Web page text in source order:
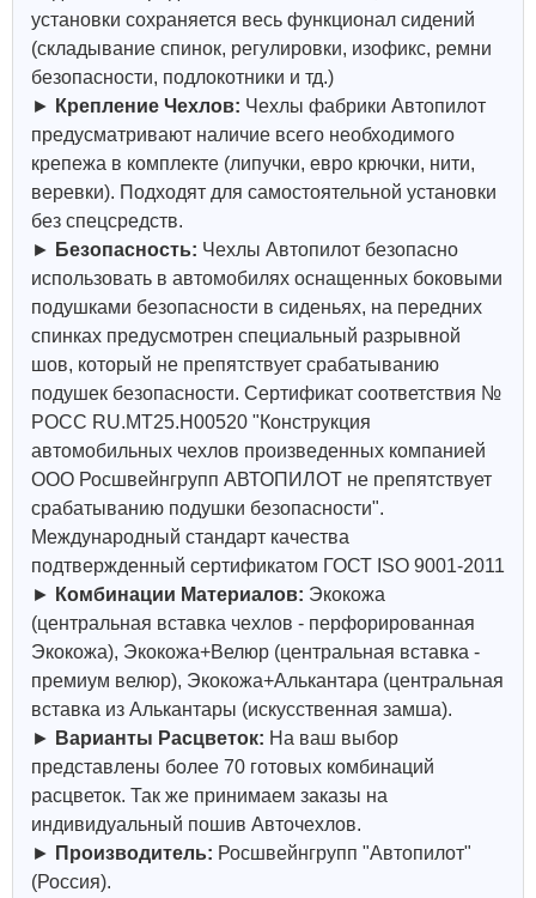
установки сохраняется весь функционал сидений
(складывание спинок, регулировки, изофикс, ремни
безопасности, подлокотники и тд.)
► Крепление Чехлов: Чехлы фабрики Автопилот
предусматривают наличие всего необходимого
крепежа в комплекте (липучки, евро крючки, нити,
веревки). Подходят для самостоятельной установки
без спецсредств.
► Безопасность: Чехлы Автопилот безопасно
использовать в автомобилях оснащенных боковыми
подушками безопасности в сиденьях, на передних
спинках предусмотрен специальный разрывной
шов, который не препятствует срабатыванию
подушек безопасности. Сертификат соответствия №
РОСС RU.МТ25.Н00520 "Конструкция
автомобильных чехлов произведенных компанией
ООО Росшвейнгрупп АВТОПИЛОТ не препятствует
срабатыванию подушки безопасности".
Международный стандарт качества
подтвержденный сертификатом ГОСТ ISO 9001-2011
► Комбинации Материалов: Экокожа
(центральная вставка чехлов - перфорированная
Экокожа), Экокожа+Велюр (центральная вставка -
премиум велюр), Экокожа+Алькантара (центральная
вставка из Алькантары (искусственная замша).
► Варианты Расцветок: На ваш выбор
представлены более 70 готовых комбинаций
расцветок. Так же принимаем заказы на
индивидуальный пошив Авточехлов.
► Производитель: Росшвейнгрупп "Автопилот"
(Россия).